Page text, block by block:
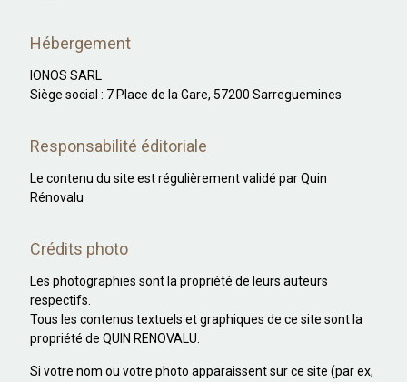
Hébergement
IONOS SARL
Siège social : 7 Place de la Gare, 57200 Sarreguemines
Responsabilité éditoriale
Le contenu du site est régulièrement validé par Quin
Rénovalu
Crédits photo
Les photographies sont la propriété de leurs auteurs
respectifs.
Tous les contenus textuels et graphiques de ce site sont la
propriété de QUIN RENOVALU.
Si votre nom ou votre photo apparaissent sur ce site (par ex,